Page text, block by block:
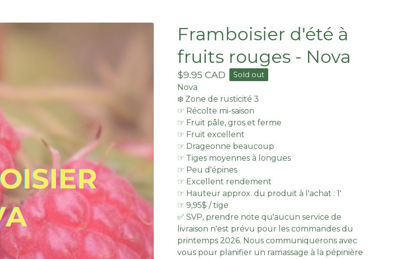
Framboisier d'été à
fruits rouges - Nova
$9.95 CAD Sold out
Nova
❄️ Zone de rusticité 3
☞ Récolte mi-saison
☞ Fruit pâle, gros et ferme
☞ Fruit excellent
☞ Drageonne beaucoup
☞ Tiges moyennes à longues
☞ Peu d'épines
☞ Excellent rendement
☞ Hauteur approx. du produit à l'achat : 1'
☞ 9,95$ / tige
✅ SVP, prendre note qu'aucun service de
livraison n'est prévu pour les commandes du
printemps 2026. Nous communiquerons avec
vous pour planifier un ramassage à la pépinière